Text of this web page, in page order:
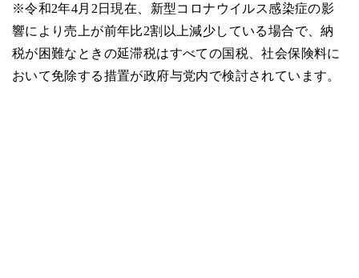
※令和2年4月2日現在、新型コロナウイルス感染症の影
響により売上が前年比2割以上減少している場合で、納
税が困難なときの延滞税はすべての国税、社会保険料に
おいて免除する措置が政府与党内で検討されています。